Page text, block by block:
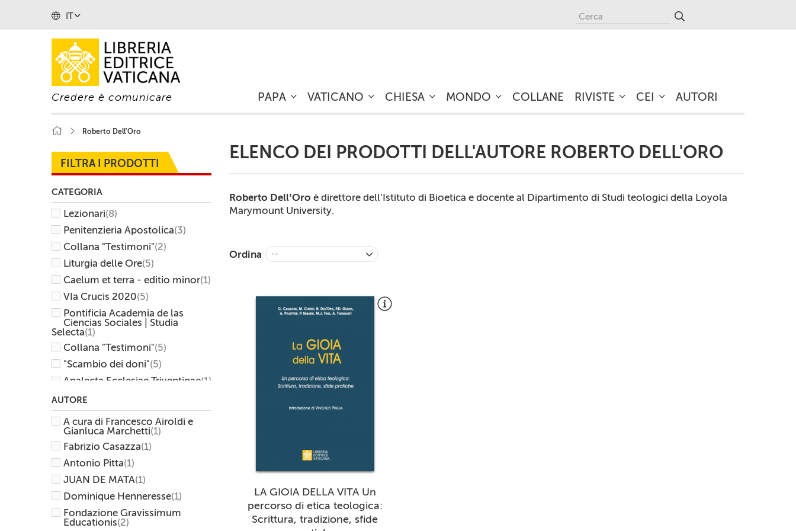
IT
Credere è comunicare PAPA VATICANO CHIESA MONDO COLLANE RIVISTE CEI AUTORI
Roberto Dell'Oro
FILTRA I PRODOTTI
CATEGORIA
Lezionari(8)
Penitenzieria Apostolica(3)
Collana "Testimoni"(2)
Liturgia delle Ore(5)
Caelum et terra - editio minor(1)
VIa Crucis 2020(5)
Pontificia Academia de las
Ciencias Sociales | Studia
Selecta(1)
Collana "Testimoni"(5)
"Scambio dei doni"(5)
Analecta Ecclesiae Triventinae(1)
Collana "Volti"
CEI(23)
"Dal chiodo alla chiave"
Pontificia Comision para
America Latina(1)
E-Books
Catechismi(7)
AUTORE
A cura di Francesco Airoldi e
Gianluca Marchetti(1)
Fabrizio Casazza(1)
Antonio Pitta(1)
JUAN DE MATA(1)
Dominique Henneresse(1)
Fondazione Gravissimum
Educationis(2)
ELENCO DEI PRODOTTI DELL'AUTORE ROBERTO DELL'ORO
Roberto Dell’Oro è direttore dell’Istituto di Bioetica e docente al Dipartimento di Studi teologici della Loyola
Marymount University.
Ordina --
LA GIOIA DELLA VITA Un
percorso di etica teologica:
Scrittura, tradizione, sfide